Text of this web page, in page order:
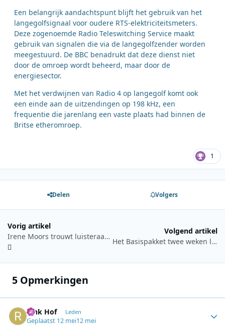
Een belangrijk aandachtspunt blijft het gebruik van het
langegolfsignaal voor oudere RTS-elektriciteitsmeters.
Deze zogenoemde Radio Teleswitching Service maakt
gebruik van signalen die via de langegolfzender worden
meegestuurd. De BBC benadrukt dat deze dienst niet
door de omroep wordt beheerd, maar door de
energiesector.
Met het verdwijnen van Radio 4 op langegolf komt ook
een einde aan de uitzendingen op 198 kHz, een
frequentie die jarenlang een vaste plaats had binnen de
Britse etheromroep.
1
Delen Volgers
Vorig artikel
Irene Moors trouwt luisteraars tijdens 100% NL Trouwmarathon
Volgend artikel
Het Basispakket twee weken lang te horen op Radio Veronica
5 Opmerkingen
Rink Hof Leden
Geplaatst 12 mei12 mei